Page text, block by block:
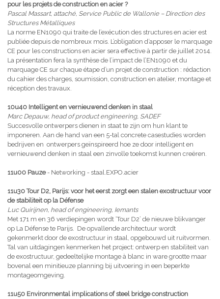
pour les projets de construction en acier ?
Pascal Massart, attaché, Service Public de Wallonie – Direction des
Structures Métalliques
La norme EN1090 qui traite de l’exécution des structures en acier est
publiée depuis de nombreux mois. L’obligation d’apposer le marquage
CE pour les constructions en acier sera effective à partir de juillet 2014.
La présentation fera la synthèse de l’impact de l’EN1090 et du
marquage CE sur chaque étape d’un projet de construction : rédaction
du cahier des charges, soumission, construction en atelier, montage et
réception des travaux.
10u40 Intelligent en vernieuwend denken in staal
Marc Depauw, head of product engineering, SADEF
Succesvolle ontwerpers dienen in staat te zijn om hun klant te
imponeren. Aan de hand van een 5-tal concrete casestudies worden
bedrijven en ontwerpers geïnspireerd hoe ze door intelligent en
vernieuwend denken in staal een zinvolle toekomst kunnen creëren.
11u00 Pauze- Networking - staal.EXPO.acier
11u30 Tour D2, Parijs: voor het eerst zorgt een stalen exostructuur voor
de stabiliteit op la Défense
Luc Quirijnen, head of engineering, Iemants
Met 171 m en 36 verdiepingen wordt ‘Tour D2’ de nieuwe blikvanger
op La Défense te Parijs. De opvallende architectuur wordt
gekenmerkt door de exostructuur in staal, opgebouwd uit ruitvormen.
Tal van uitdagingen kenmerken het project: ontwerp en stabiliteit van
de exostructuur, gedeeltelijke montage à blanc in ware grootte maar
bovenal een minitieuze planning bij uitvoering in een beperkte
montageomgeving.
11u50 Environmental implications of steel bridge construction